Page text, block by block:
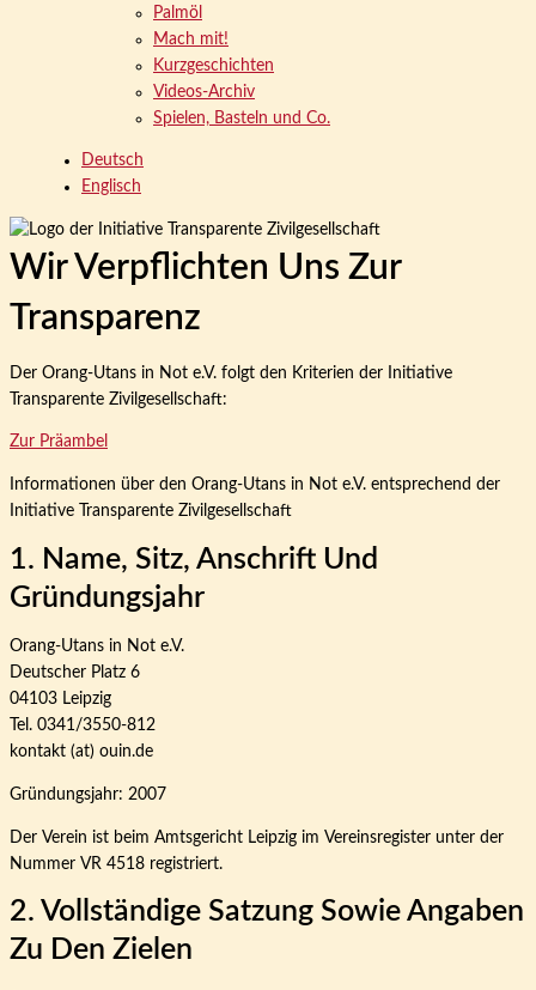
Palmöl
Mach mit!
Kurzgeschichten
Videos-Archiv
Spielen, Basteln und Co.
Deutsch
Englisch
Wir Verpflichten Uns Zur
Transparenz
Der Orang-Utans in Not e.V. folgt den Kriterien der Initiative
Transparente Zivilgesellschaft:
Zur Präambel
Informationen über den Orang-Utans in Not e.V. entsprechend der
Initiative Transparente Zivilgesellschaft
1. Name, Sitz, Anschrift Und
Gründungsjahr
Orang-Utans in Not e.V.
Deutscher Platz 6
04103 Leipzig
Tel. 0341/3550-812
kontakt (at) ouin.de
Gründungsjahr: 2007
Der Verein ist beim Amtsgericht Leipzig im Vereinsregister unter der
Nummer VR 4518 registriert.
2. Vollständige Satzung Sowie Angaben
Zu Den Zielen